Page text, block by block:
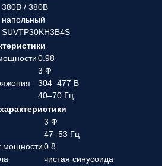
380В / 380В
напольный
SUVTP30KH3B4S
0.98
3 Ф
304–477 В
40–70 Гц
3 Ф
47–53 Гц
мощности0.8
чистая синусоида